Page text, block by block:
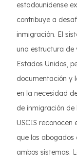
estadounidense
contribuye a
inmigración. El
una estructura de
Estados Unidos,
documentación y
en la necesidad
de inmigración de
USCIS reconocen
que los abogados
ambos sistemas.